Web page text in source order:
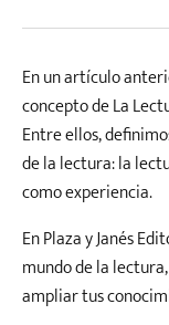
Teatro
En un artículo
concepto de La
Entre ellos,
de la lectura: la
como experiencia.
En Plaza y Janés
mundo de la
ampliar tus